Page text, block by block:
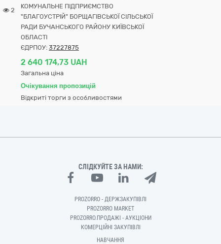
2
КОМУНАЛЬНЕ ПІДПРИЄМСТВО
"БЛАГОУСТРІЙ" БОРЩАГІВСЬКОЇ СІЛЬСЬКОЇ
РАДИ БУЧАНСЬКОГО РАЙОНУ КИЇВСЬКОЇ
ОБЛАСТІ
ЄДРПОУ: 37227875
2 640 174,73 UAH
Загальна ціна
Очікування пропозицій
Відкриті торги з особливостями
СЛІДКУЙТЕ ЗА НАМИ:
PROZORRO - ДЕРЖЗАКУПІВЛІ
PROZORRO MARKET
PROZORRO.ПРОДАЖІ - АУКЦІОНИ
КОМЕРЦІЙНІ ЗАКУПІВЛІ
НАВЧАННЯ